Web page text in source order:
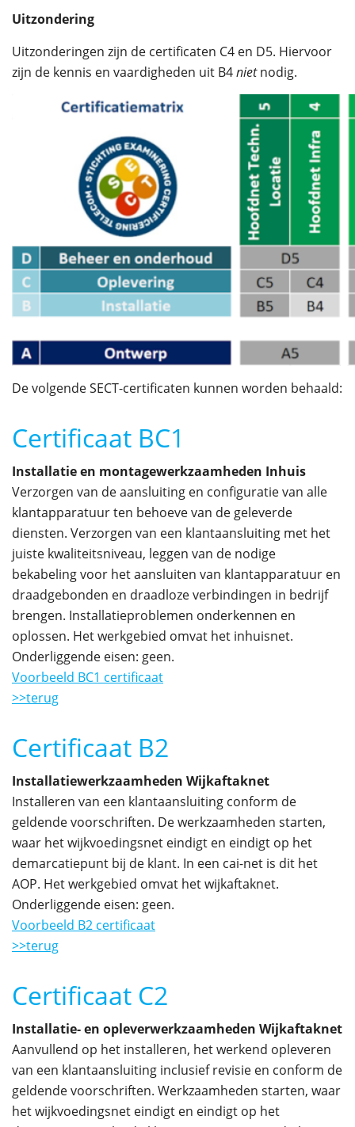
Uitzondering
Uitzonderingen zijn de certificaten C4 en D5. Hiervoor
zijn de kennis en vaardigheden uit B4nietnodig.
De volgende SECT-certificaten kunnen worden behaald:
Certificaat BC1
Installatie en montagewerkzaamheden Inhuis
Verzorgen van de aansluiting en configuratie van alle
klantapparatuur ten behoeve van de geleverde
diensten. Verzorgen van een klantaansluiting met het
juiste kwaliteitsniveau, leggen van de nodige
bekabeling voor het aansluiten van klantapparatuur en
draadgebonden en draadloze verbindingen in bedrijf
brengen. Installatieproblemen onderkennen en
oplossen. Het werkgebied omvat het inhuisnet.
Onderliggende eisen: geen.
Voorbeeld BC1 certificaat
>>terug
Certificaat B2
Installatiewerkzaamheden Wijkaftaknet
Installeren van een klantaansluiting conform de
geldende voorschriften. De werkzaamheden starten,
waar het wijkvoedingsnet eindigt en eindigt op het
demarcatiepunt bij de klant. In een cai-net is dit het
AOP. Het werkgebied omvat het wijkaftaknet.
Onderliggende eisen: geen.
Voorbeeld B2 certificaat
>>terug
Certificaat C2
Installatie- en opleverwerkzaamheden Wijkaftaknet
Aanvullend op het installeren, het werkend opleveren
van een klantaansluiting inclusief revisie en conform de
geldende voorschriften. Werkzaamheden starten, waar
het wijkvoedingsnet eindigt en eindigt op het